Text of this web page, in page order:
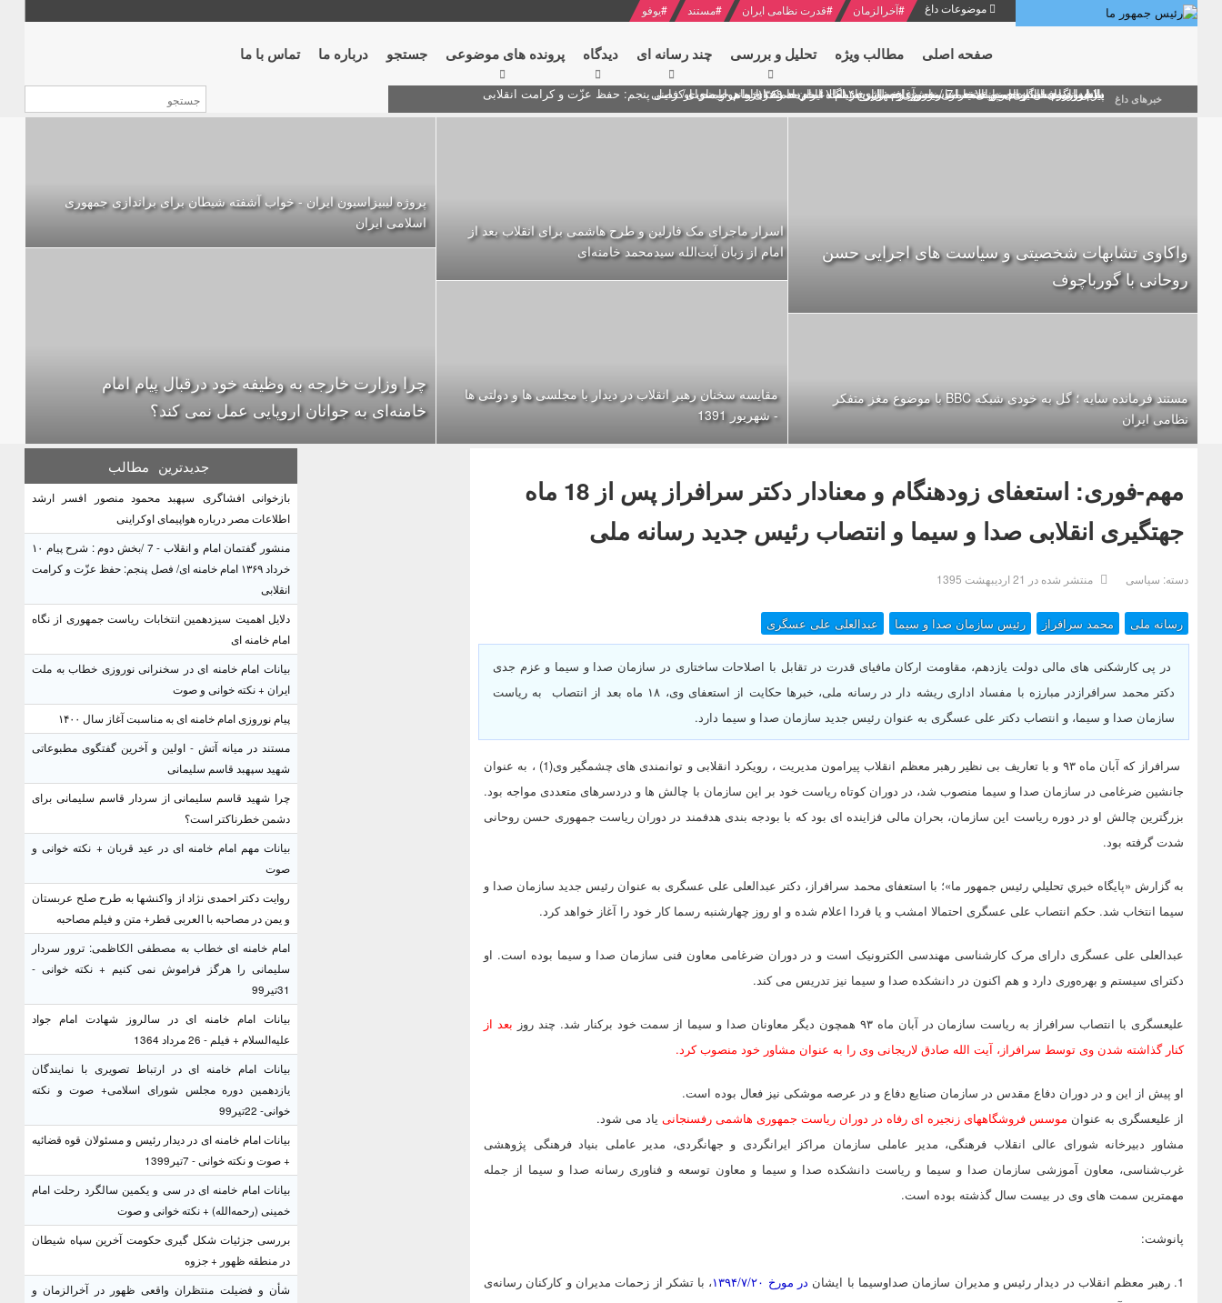
موضوعات داغ #آخرالزمان #قدرت نظامی ایران #مستند #یوفو
صفحه اصلی مطالب ویژه تحلیل و بررسی چند رسانه ای دیدگاه‌ پرونده های موضوعی جستجو درباره ما تماس با ما
خبرهای داغ منشور گفتمان امام و انقلاب - 7 /بخش دوم : شرح پیام ۱۰ خرداد ۱۳۶۹ امام خامنه ای/ فصل پنجم: حفظ عزّت و کرامت انقلابی
بازخوانی افشاگری سپهبد محمود منصور افسر ارشد اطلاعات مصر درباره هواپیمای اوکراینی
دلایل اهمیت سیزدهمین انتخابات ریاست جمهوری از نگاه امام خامنه ای
بیانات امام خامنه ای در سخنرانی نوروزی خطاب به ملت ایران + نکته خوانی و صوت
پیام نوروزی امام خامنه ای به مناسبت آغاز سال ۱۴۰۰
واکاوی تشابهات شخصیتی و سیاست های اجرایی حسن
روحانی با گورباچوف
مستند فرمانده سایه ؛ گل به خودی شبکه BBC با موضوع مغز متفکر
نظامی ایران
اسرار ماجرای مک فارلین و طرح هاشمی برای انقلاب بعد از
امام از زبان آیت‌الله سیدمحمد خامنه‌ای
مقایسه سخنان رهبر انقلاب در دیدار با مجلسی ها و دولتی ها
- شهریور 1391
پروژه لیبیزاسیون ایران - خواب آشفته شیطان برای براندازی جمهوری
اسلامی ایران
چرا وزارت خارجه به وظیفه خود درقبال پیام امام
خامنه‌ای به جوانان اروپایی عمل نمی کند؟
مهم-فوری: استعفای زودهنگام و معنادار دکتر سرافراز پس از 18 ماه
جهتگیری انقلابی صدا و سیما و انتصاب رئیس جدید رسانه ملی
دسته: سیاسی منتشر شده در 21 ارديبهشت 1395
رسانه ملی محمد سرافراز رئیس سازمان صدا و سیما عبدالعلی علی عسگری
در پی کارشکنی های مالی دولت یازدهم، مقاومت ارکان مافیای قدرت در تقابل با اصلاحات ساختاری در سازمان صدا و سیما و عزم جدی
دکتر محمد سرافرازدر مبارزه با مفساد اداری ریشه دار در رسانه ملی، خبرها حکایت از استعفای وی، ۱۸ ماه بعد از انتصاب به ریاست
سازمان صدا و سیما، و انتصاب دکتر علی عسگری به عنوان رئیس جدید سازمان صدا و سیما دارد.
سرافراز که آبان ماه ۹۳ و با تعاریف بی نظیر رهبر معظم انقلاب پیرامون مدیریت ، رویکرد انقلابی و توانمندی های چشمگیر وی(1) ، به عنوان
جانشین ضرغامی در سازمان صدا و سیما منصوب شد، در دوران کوتاه ریاست خود بر این سازمان با چالش ها و دردسرهای متعددی مواجه بود.
بزرگترین چالش او در دوره ریاست این سازمان، بحران مالی فزاینده ای بود که با بودجه بندی هدفمند در دوران ریاست جمهوری حسن روحانی
شدت گرفته بود.
به گزارش «پايگاه خبري تحليلي رئيس جمهور ما»؛ با استعفای محمد سرافراز، دکتر عبدالعلی علی عسگری به عنوان رئیس جدید سازمان صدا و
سیما انتخاب شد. حکم انتصاب علی عسگری احتمالا امشب و یا فردا اعلام شده و او روز چهارشنبه رسما کار خود را آغاز خواهد کرد.
عبدالعلی علی عسگری دارای مرک کارشناسی مهندسی الکترونیک است و در دوران ضرغامی معاون فنی سازمان صدا و سیما بوده است. او
دکترای سیستم و بهره‌وری دارد و هم اکنون در دانشکده صدا و سیما نیز تدریس می کند.
علیعسگری با انتصاب سرافراز به ریاست سازمان در آبان ماه ۹۳ همچون دیگر معاونان صدا و سیما از سمت خود برکنار شد. چند روز
بعد از
کنار گذاشته شدن وی توسط سرافراز، آیت الله صادق لاریجانی وی را به عنوان مشاور خود منصوب کرد.
او پیش از این و در دوران دفاع مقدس در سازمان صنایع دفاع و در عرصه موشکی نیز فعال بوده است.
از علیعسگری به عنوان موسس فروشگاههای زنجیره ای رفاه در دوران ریاست جمهوری هاشمی رفسنجانی یاد می شود.
مشاور دبیرخانه شورای عالی انقلاب فرهنگی، مدیر عاملی سازمان مراکز ایرانگردی و جهانگردی، مدیر عاملی بنیاد فرهنگی پژوهشی
غرب‌شناسی، معاون آموزشی سازمان صدا و سیما و ریاست دانشکده صدا و سیما و معاون توسعه و فناوری رسانه صدا و سیما از جمله
مهمترین سمت های وی در بیست سال گذشته بوده است.
پانوشت:
1. رهبر معظم انقلاب در دیدار رئیس و مدیران سازمان صداوسیما با ایشان در مورخ ۱۳۹۴/۷/۲۰
، با تشکر از زحمات مدیران و کارکنان رسانه‌ی
جدیدترین مطالب
بازخوانی افشاگری سپهبد محمود منصور افسر ارشد
اطلاعات مصر درباره هواپیمای اوکراینی
منشور گفتمان امام و انقلاب - 7 /بخش دوم : شرح پیام ۱۰
خرداد ۱۳۶۹ امام خامنه ای/ فصل پنجم: حفظ عزّت و کرامت
انقلابی
دلایل اهمیت سیزدهمین انتخابات ریاست جمهوری از نگاه
امام خامنه ای
بیانات امام خامنه ای در سخنرانی نوروزی خطاب به ملت
ایران + نکته خوانی و صوت
پیام نوروزی امام خامنه ای به مناسبت آغاز سال ۱۴۰۰
مستند در میانه آتش - اولین و آخرین گفتگوی مطبوعاتی
شهید سپهبد قاسم سلیمانی
چرا شهید قاسم سلیمانی از سردار قاسم سلیمانی برای
دشمن خطرناکتر است؟
بیانات مهم امام خامنه ای در عید قربان + نکته خوانی و
صوت
روایت دکتر احمدی نژاد از واکنشها به طرح صلح عربستان
و یمن در مصاحبه با العربی قطر+ متن و فیلم مصاحبه
امام خامنه ای خطاب به مصطفی الکاظمی: ترور سردار
سلیمانی را هرگز فراموش نمی کنیم + نکته خوانی -
31تیر99
بیانات امام خامنه ای در سالروز شهادت امام جواد
علیه‌السلام + فیلم - 26 مرداد 1364
بیانات امام خامنه ای در ارتباط تصویری با نمایندگان
یازدهمین دوره مجلس شورای اسلامی+ صوت و نکته
خوانی- 22تیر99
بیانات امام خامنه ای در دیدار رئیس و مسئولان قوه قضائیه
+ صوت و نکته خوانی - 7تیر1399
بیانات امام خامنه ای در سی و یکمین سالگرد رحلت امام
خمینی (رحمه‌الله) + نکته خوانی و صوت
بررسی جزئیات شکل گیری حکومت آخرین سپاه شیطان
در منطقه ظهور + جزوه
شأن و فضیلت منتظران واقعی ظهور در آخرالزمان و